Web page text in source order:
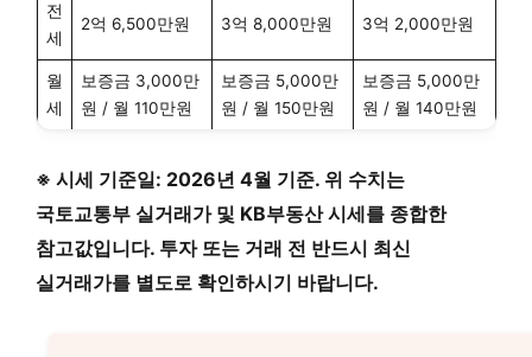
전
세
2억 6,500만원 3억 8,000만원 3억 2,000만원
월
세
보증금 3,000만
원 / 월 110만원
보증금 5,000만
원 / 월 150만원
보증금 5,000만
원 / 월 140만원
※ 시세 기준일: 2026년 4월 기준. 위 수치는
국토교통부 실거래가 및 KB부동산 시세를 종합한
참고값입니다. 투자 또는 거래 전 반드시 최신
실거래가를 별도로 확인하시기 바랍니다.